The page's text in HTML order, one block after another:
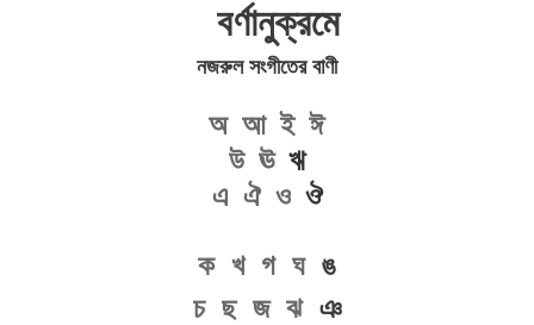
বর্ণানুক্রমে
নজরুল সংগীতের বাণী
অ আ ই ঈ
উ ঊঋ
এ ঐ ওঔ
ক খ গ ঘঙ
চ ছ জ ঝঞ